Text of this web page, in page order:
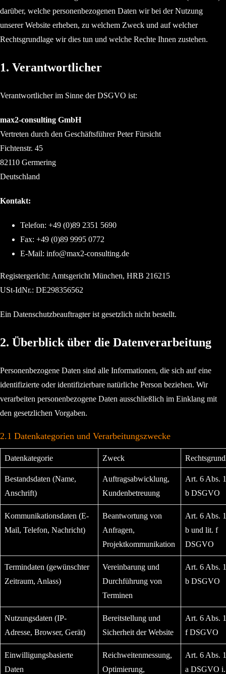
darüber, welche personenbezogenen Daten wir bei der Nutzung
unserer Website erheben, zu welchem Zweck und auf welcher
Rechtsgrundlage wir dies tun und welche Rechte Ihnen zustehen.
1. Verantwortlicher
Verantwortlicher im Sinne der DSGVO ist:
max2-consulting GmbH
Vertreten durch den Geschäftsführer Peter Fürsicht
Fichtenstr. 45
82110 Germering
Deutschland
Kontakt:
Telefon: +49 (0)89 2351 5690
Fax: +49 (0)89 9995 0772
E-Mail: info@max2-consulting.de
Registergericht: Amtsgericht München, HRB 216215
USt-IdNr.: DE298356562
Ein Datenschutzbeauftragter ist gesetzlich nicht bestellt.
2. Überblick über die Datenverarbeitung
Personenbezogene Daten sind alle Informationen, die sich auf eine
identifizierte oder identifizierbare natürliche Person beziehen. Wir
verarbeiten personenbezogene Daten ausschließlich im Einklang mit
den gesetzlichen Vorgaben.
2.1 Datenkategorien und Verarbeitungszwecke
Datenkategorie Zweck
Bestandsdaten (Name,
Anschrift)
Auftragsabwicklung,
Kundenbetreuung
Art. 6 Abs.
b DSGVO
Kommunikationsdaten (E-
Mail, Telefon, Nachricht)
Beantwortung von
Anfragen,
Projektkommunikation
Art. 6 Abs.
b und lit. f
DSGVO
Termindaten (gewünschter
Zeitraum, Anlass)
Vereinbarung und
Durchführung von
Terminen
Art. 6 Abs.
b DSGVO
Nutzungsdaten (IP-
Adresse, Browser, Gerät)
Bereitstellung und
Sicherheit der Website
Art. 6 Abs.
f DSGVO
Einwilligungsbasierte
Daten
Reichweitenmessung,
Optimierung,
Art. 6 Abs.
a DSGVO